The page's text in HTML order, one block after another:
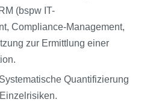
(bspw IT-
Compliance-Management,
zur Ermittlung einer
Systematische Quantifizierung